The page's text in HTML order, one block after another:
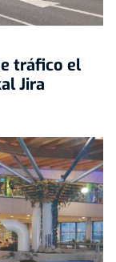
tráfico el
Jira